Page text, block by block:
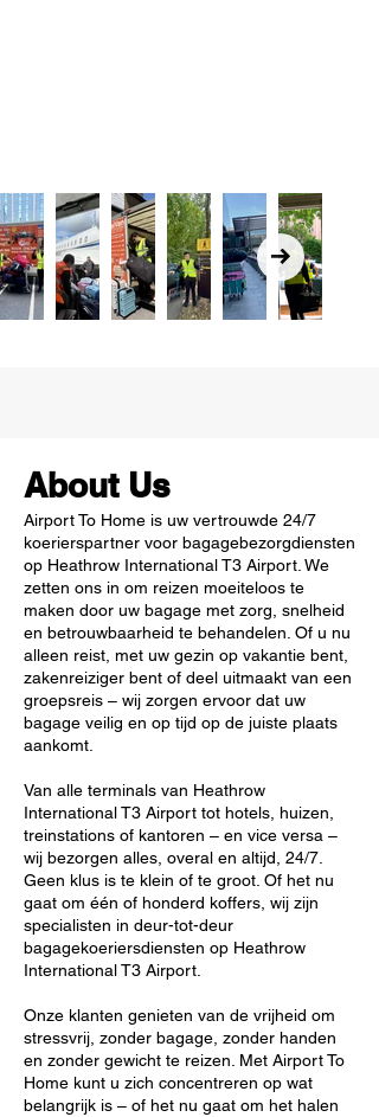
About Us
Airport To Home is uw vertrouwde 24/7
koerierspartner voor bagagebezorgdiensten
op Heathrow International T3 Airport. We
zetten ons in om reizen moeiteloos te
maken door uw bagage met zorg, snelheid
en betrouwbaarheid te behandelen. Of u nu
alleen reist, met uw gezin op vakantie bent,
zakenreiziger bent of deel uitmaakt van een
groepsreis – wij zorgen ervoor dat uw
bagage veilig en op tijd op de juiste plaats
aankomt.
Van alle terminals van Heathrow
International T3 Airport tot hotels, huizen,
treinstations of kantoren – en vice versa –
wij bezorgen alles, overal en altijd, 24/7.
Geen klus is te klein of te groot. Of het nu
gaat om één of honderd koffers, wij zijn
specialisten in deur-tot-deur
bagagekoeriersdiensten op Heathrow
International T3 Airport.
Onze klanten genieten van de vrijheid om
stressvrij, zonder bagage, zonder handen
en zonder gewicht te reizen. Met Airport To
Home kunt u zich concentreren op wat
belangrijk is – of het nu gaat om het halen